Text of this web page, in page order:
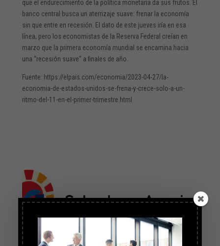
que el endurecimiento de la política monetaria da sus frutos. El
banco central busca un aterrizaje suave: frenar la economía
sin que entre en recesión. El dato de este jueves iría en esa
línea, pero los economistas de la Reserva Federal creían en
marzo que la primera economía mundial se encamina hacia
una “recesión suave” a finales de año.
Fuente: https://elpais.com/economia/2023-04-27/la-
economia-de-estados-unidos-se-frena-y-crece-solo-a-un-
ritmo-del-11-en-el-primer-trimestre.html